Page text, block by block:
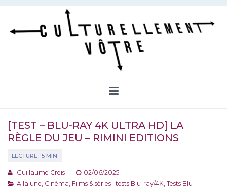
Aller
contenu
[TEST – BLU-RAY 4K ULTRA HD] LA
RÈGLE DU JEU – RIMINI EDITIONS
Guillaume Creis
02/06/2025
A la une Cinéma Films & séries : tests Blu-ray/4K Tests Blu-